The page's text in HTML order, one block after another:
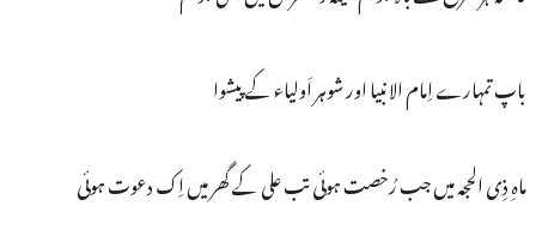
باپ تمہارے اِمام الانبیا اور شوہر اَولیاء کے پیشوا
ماہِ ذِی الحجہ میں جب رُخصت ہوئی تب علی کے گھر میں اِک دعوت ہوئی